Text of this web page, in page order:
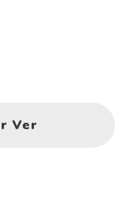
Ver